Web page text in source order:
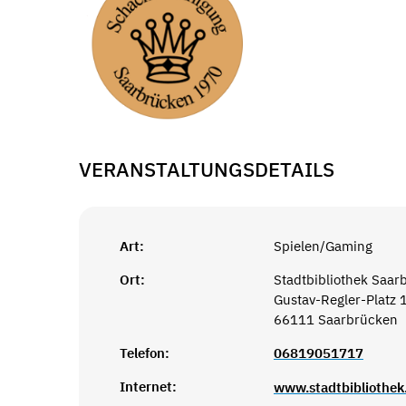
VERANSTALTUNGSDETAILS
Art:
Spielen/Gaming
Ort:
Stadtbibliothek
Gustav-Regler-Platz 1
66111 Saarbrücken
Telefon:
06819051717
Internet: